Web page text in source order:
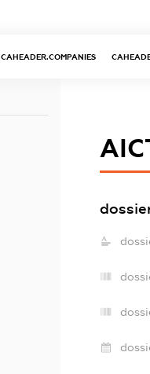
CAHEADER.COMPANIES